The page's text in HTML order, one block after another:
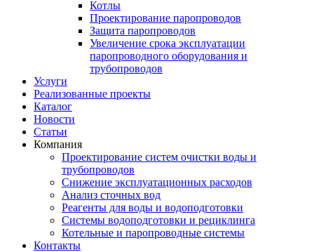
Котлы
Проектирование паропроводов
Защита паропроводов
Увеличение срока эксплуатации
паропроводного оборудования и
трубопроводов
Услуги
Реализованные проекты
Каталог
Новости
Статьи
Компания
Проектирование систем очистки воды и
трубопроводов
Снижение эксплуатационных расходов
Анализ сточных вод
Реагенты для воды и водоподготовки
Системы водоподготовки и рециклинга
Котельные и паропроводные системы
Контакты